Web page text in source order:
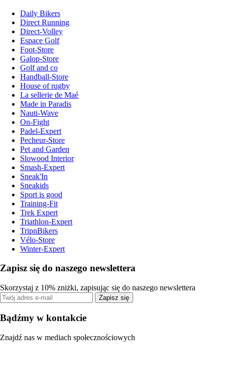
Daily Bikers
Direct Running
Direct-Volley
Espace Golf
Foot-Store
Galop-Store
Golf and co
Handball-Store
House of rugby
La sellerie de Maé
Made in Paradis
Nauti-Wave
On-Fight
Padel-Expert
Pecheur-Store
Pet and Garden
Slowood Interior
Smash-Expert
Sneak'In
Sneakids
Sport is good
Training-Fit
Trek Expert
Triathlon-Expert
TripnBikers
Vélo-Store
Winter-Expert
Zapisz się do naszego newslettera
Skorzystaj z 10% zniżki, zapisując się do naszego newslettera
Zapisz się
Bądźmy w kontakcie
Znajdź nas w mediach społecznościowych